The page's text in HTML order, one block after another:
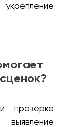
проверке
выявление